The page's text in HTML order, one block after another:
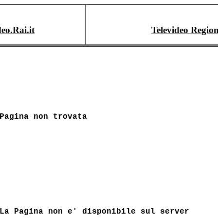
Televideo
Pagina non trovata
La Pagina non e' disponibile sul server